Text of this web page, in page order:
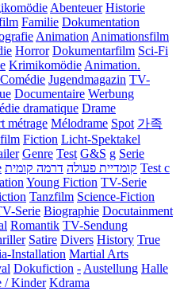
Abenteuer Historie
Familie Dokumentation
AnimationAnimationsfilm
Horror Dokumentarfilm Sci-Fi
KrimikomödieAnimation.
Comédie Jugendmagazin TV-
Documentaire Werbung
dramatique Drame
métrage Mélodrame Spot 가족
Fiction Licht-Spektakel
Genre Test G&S g Serie
קומדיית פעולה דרמה קומית
Test c
Young Fiction TV-Serie
Tanzfilm Science-Fiction
Serie Biographie Docutainment
Romantik TV-Sendung
Satire Divers History True
Installation Martial Arts
Dokufiction -Austellung Halle
/ Kinder Kdrama